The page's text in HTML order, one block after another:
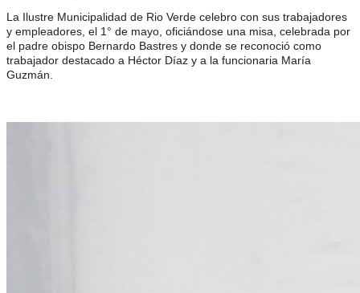
La Ilustre Municipalidad de Rio Verde celebro con sus trabajadores
y empleadores, el 1° de mayo, oficiándose una misa, celebrada por
el padre obispo Bernardo Bastres y donde se reconoció como
trabajador destacado a Héctor Díaz y a la funcionaria María
Guzmán.